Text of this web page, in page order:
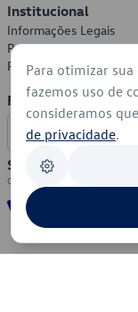
Institucional
Informações Legais
Política de Privacidade
Política de Cookies
Formas de
Segurança
Para otimizar
fazemos uso de
consideramos
de privacidade.